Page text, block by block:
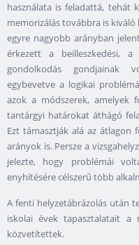
használata is feladattá, tehát
memorizálás továbbra is
egyre nagyobb arányban
érkezett a beilleszkedési,
gondolkodás gondjainak
egybevetve a logikai
azok a módszerek, amelyek
tantárgyi határokat áthágó
Ezt támasztják alá az átlagon
arányok is. Persze a
jelezte, hogy problémái
enyhítésére célszerű több
A fenti helyzetábrázolás után
iskolai évek tapasztalatait a
közvetítettek.